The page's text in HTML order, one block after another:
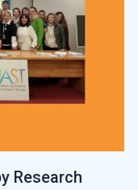
Research